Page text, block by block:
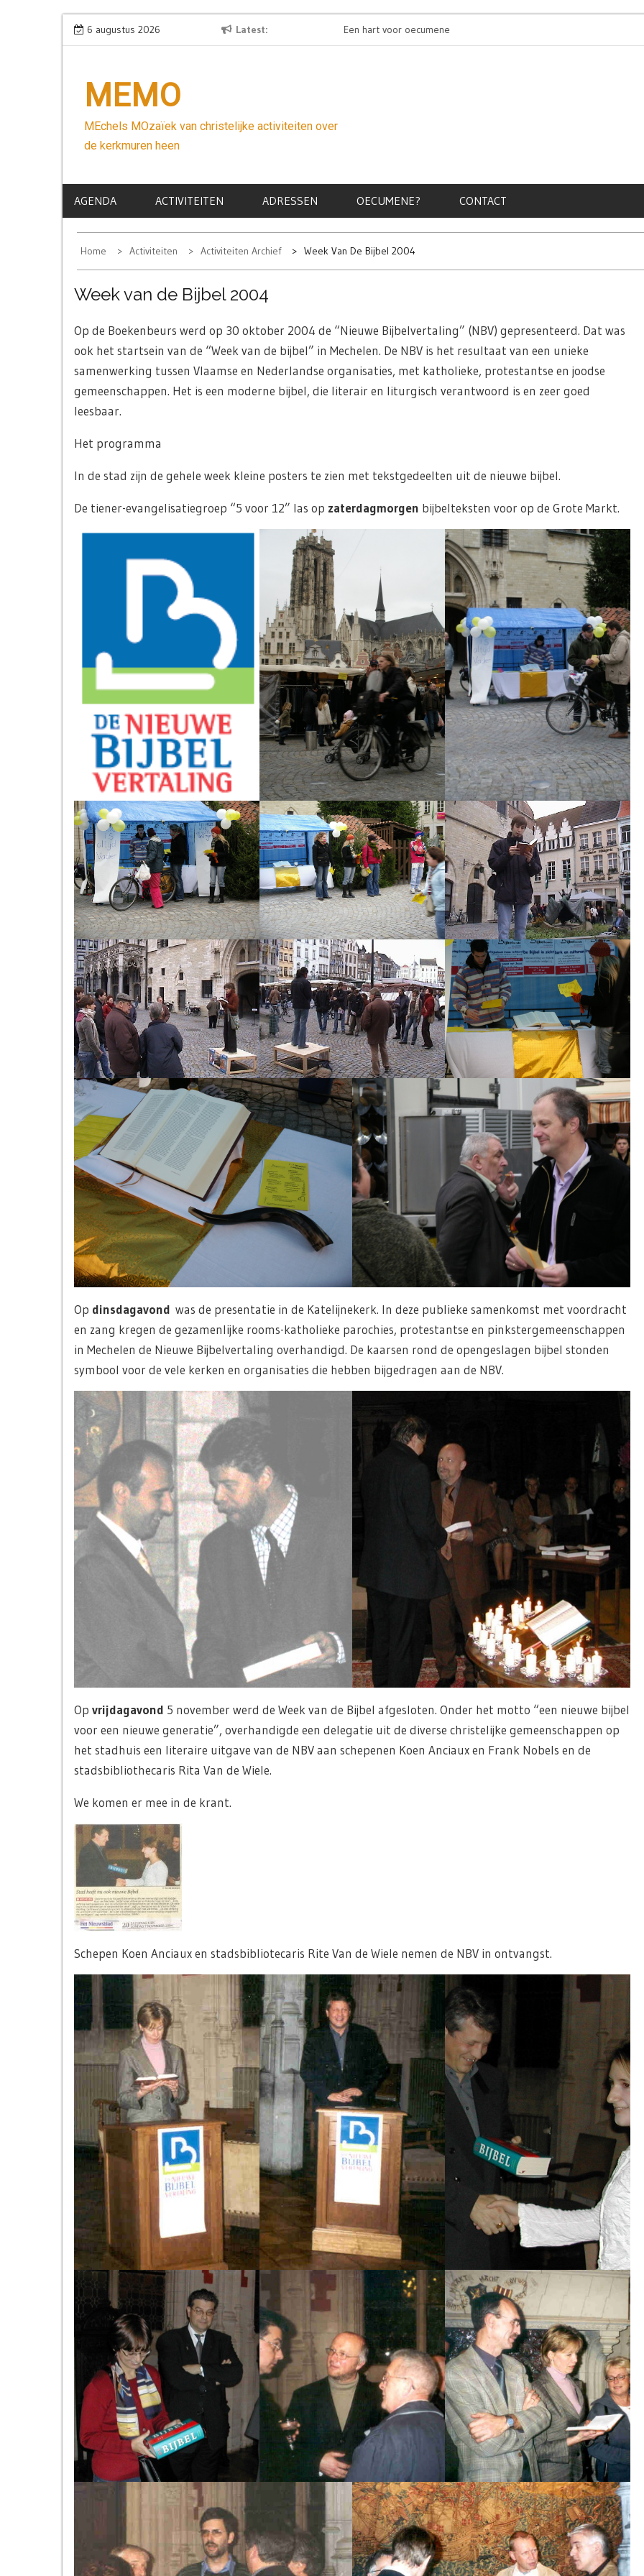
Skip
6 augustus 2026 Latest
Wees niet bang Een hart voor oecumene
MEMO
MEchels MOzaïek van christelijke activiteiten over
de kerkmuren heen
AGENDA ACTIVITEITEN ADRESSEN OECUMENE? CONTACT
Home Activiteiten Activiteiten Archief Week Van De Bijbel 2004
Week van de Bijbel 2004
Op de Boekenbeurs werd op 30 oktober 2004 de “Nieuwe Bijbelvertaling” (NBV) gepresenteerd. Dat was
ook het startsein van de “Week van de bijbel” in Mechelen. De NBV is het resultaat van een unieke
samenwerking tussen Vlaamse en Nederlandse organisaties, met katholieke, protestantse en joodse
gemeenschappen. Het is een moderne bijbel, die literair en liturgisch verantwoord is en zeer goed
leesbaar.
Het programma
In de stad zijn de gehele week kleine posters te zien met tekstgedeelten uit de nieuwe bijbel.
De tiener-evangelisatiegroep “5 voor 12” las op zaterdagmorgen bijbelteksten voor op de Grote Markt.
Op dinsdagavond was de presentatie in de Katelijnekerk. In deze publieke samenkomst met voordracht
en zang kregen de gezamenlijke rooms-katholieke parochies, protestantse en pinkstergemeenschappen
in Mechelen de Nieuwe Bijbelvertaling overhandigd. De kaarsen rond de opengeslagen bijbel stonden
symbool voor de vele kerken en organisaties die hebben bijgedragen aan de NBV.
Op vrijdagavond 5 november werd de Week van de Bijbel afgesloten. Onder het motto “een nieuwe bijbel
voor een nieuwe generatie”, overhandigde een delegatie uit de diverse christelijke gemeenschappen op
het stadhuis een literaire uitgave van de NBV aan schepenen Koen Anciaux en Frank Nobels en de
stadsbibliothecaris Rita Van de Wiele.
We komen er mee in de krant.
Schepen Koen Anciaux en stadsbibliotecaris Rite Van de Wiele nemen de NBV in ontvangst.